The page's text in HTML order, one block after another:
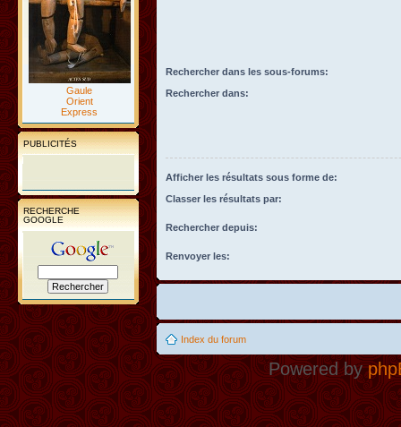
Gaule
Orient
Express
PUBLICITÉS
RECHERCHE
GOOGLE
Rechercher dans les sous-forums:
Rechercher dans:
Afficher les résultats sous forme de:
Classer les résultats par:
Rechercher depuis:
Renvoyer les:
Index du forum
Powered by